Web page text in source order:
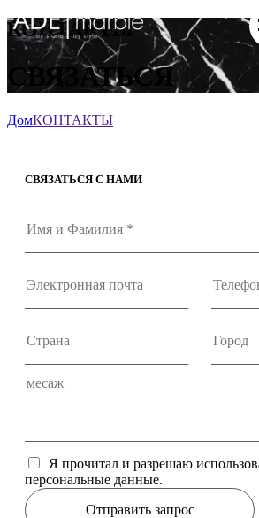
КОНТАКТЫ
СВЯЗАТЬСЯ
ДомКОНТАКТЫ
СВЯЗАТЬСЯ С НАМИ
Я прочитал и разрешаю
персональные данные.
Отправить запрос